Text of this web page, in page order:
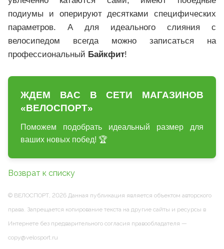
подиумы и оперируют десятками специфических
параметров. А для идеального слияния с
велосипедом всегда можно записаться на
профессиональный Байкфит!
ЖДЕМ ВАС В СЕТИ МАГАЗИНОВ
«ВЕЛОСПОРТ»
Поможем подобрать идеальный размер для
ваших новых побед! 🏆
Возврат к списку
© ВЕЛОСПОРТ, 2026 Данная публикация является объектом авторского
права. Запрещается копирование текста на другие сайты и ресурсы в
Интернете без предварительного согласия правообладателя —
copy@velosport.ru